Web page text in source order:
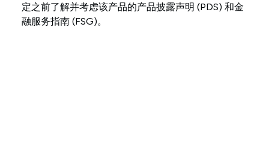
定之前了解并考虑该产品的产品披露声明 (PDS) 和金
融服务指南 (FSG)。